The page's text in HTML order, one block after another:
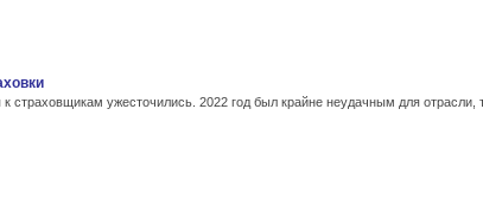
страховщикам ужесточились. 2022 год был крайне неудачным для